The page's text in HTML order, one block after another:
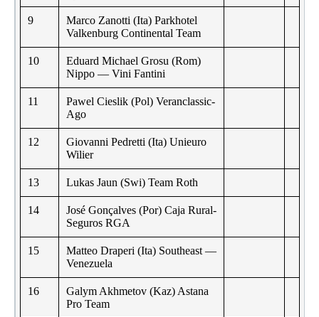
9
Marco Zanotti (Ita) Parkhotel
Valkenburg Continental Team
10
Eduard Michael Grosu (Rom)
Nippo — Vini Fantini
11
Pawel Cieslik (Pol) Veranclassic-
Ago
12
Giovanni Pedretti (Ita) Unieuro
Wilier
13 Lukas Jaun (Swi) Team Roth
14
José Gonçalves (Por) Caja Rural-
Seguros RGA
15
Matteo Draperi (Ita) Southeast —
Venezuela
16
Galym Akhmetov (Kaz) Astana
Pro Team